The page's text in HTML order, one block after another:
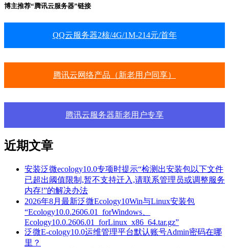
博主推荐“腾讯云服务器”链接
QQ云服务器2核/4G/1M-214元/首年
腾讯云网络产品（新老用户同享）
腾讯云服务器新老用户专享
近期文章
安装泛微ecology10.0专项时提示“检测出安装包以下文件
已超出阈值限制,暂不支持迁入,请联系管理员或调整服务
内存!”的解决办法
2026年8月最新泛微Ecology10Win与Linux安装包
“Ecology10.0.2606.01_forWindows、
Ecology10.0.2606.01_forLinux_x86_64.tar.gz”
泛微E-cology10.0运维管理平台默认账号Admin密码在哪
里？